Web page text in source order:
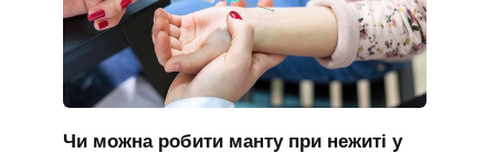
Чи можна робити манту при нежиті у